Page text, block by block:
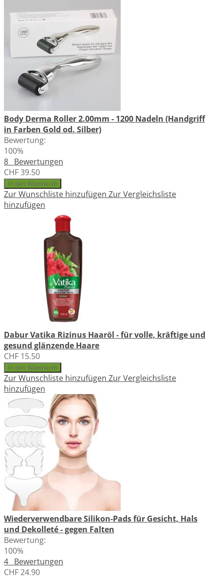
Body Derma Roller 2.00mm - 1200 Nadeln (Handgriff
in Farben Gold od. Silber)
Bewertung:
100%
8 Bewertungen
CHF 39.50
In den Warenkorb
Zur Wunschliste hinzufügen Zur Vergleichsliste
hinzufügen
Dabur Vatika Rizinus Haaröl - für volle, kräftige und
gesund glänzende Haare
CHF 15.50
In den Warenkorb
Zur Wunschliste hinzufügen Zur Vergleichsliste
hinzufügen
Wiederverwendbare Silikon-Pads für Gesicht, Hals
und Dekolleté - gegen Falten
Bewertung:
100%
4 Bewertungen
CHF 24.90